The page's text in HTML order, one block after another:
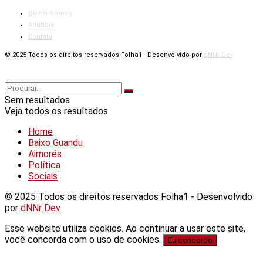
Quem Somos
Anuncie
Contato
© 2025 Todos os direitos reservados Folha1 - Desenvolvido por dNNr Dev
Sem resultados
Veja todos os resultados
Home
Baixo Guandu
Aimorés
Política
Sociais
© 2025 Todos os direitos reservados Folha1 - Desenvolvido
por dNNr Dev
Esse website utiliza cookies. Ao continuar a usar este site,
você concorda com o uso de cookies.
Eu concordo